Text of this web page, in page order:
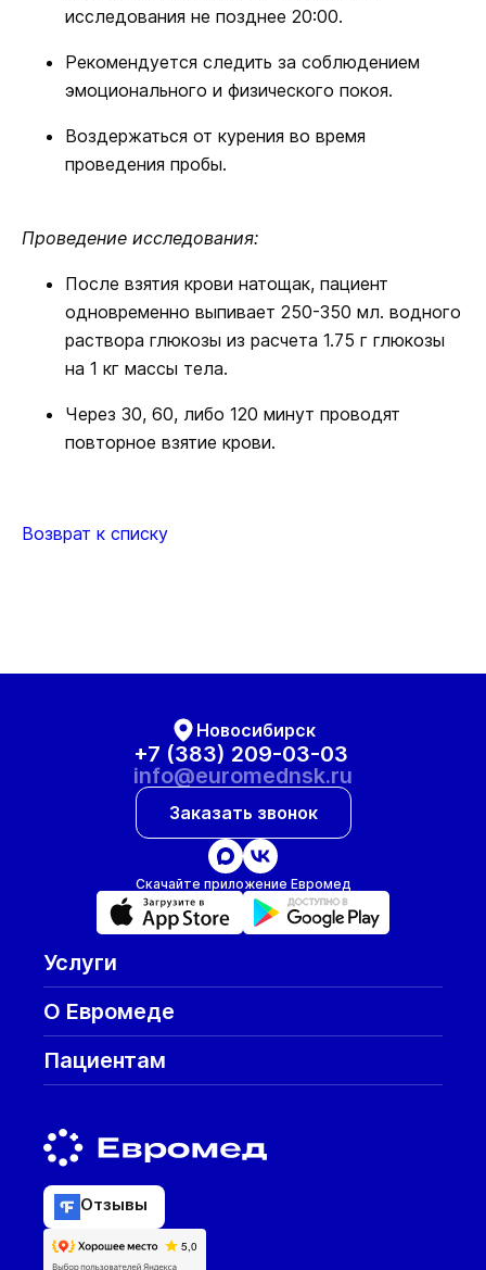
исследования не позднее 20:00.
Рекомендуется следить за соблюдением
эмоционального и физического покоя.
Воздержаться от курения во время
проведения пробы.
Проведение исследования:
После взятия крови натощак, пациент
одновременно выпивает 250-350 мл. водного
раствора глюкозы из расчета 1.75 г глюкозы
на 1 кг массы тела.
Через 30, 60, либо 120 минут проводят
повторное взятие крови.
Возврат к списку
Новосибирск
+7 (383) 209-03-03
info@euromednsk.ru
Заказать звонок
Скачайте приложение Евромед
Услуги
О Евромеде
Пациентам
Отзывы